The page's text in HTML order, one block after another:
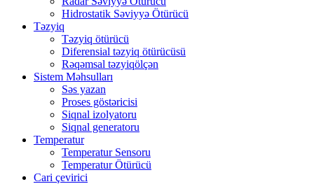
Hidrostatik Səviyyə Ötürücü
Təzyiq
Təzyiq ötürücü
Diferensial təzyiq ötürücüsü
Rəqəmsal təzyiqölçən
Sistem Məhsulları
Səs yazan
Proses göstəricisi
Siqnal izolyatoru
Siqnal generatoru
Temperatur
Temperatur Sensoru
Temperatur Ötürücü
Cari çevirici